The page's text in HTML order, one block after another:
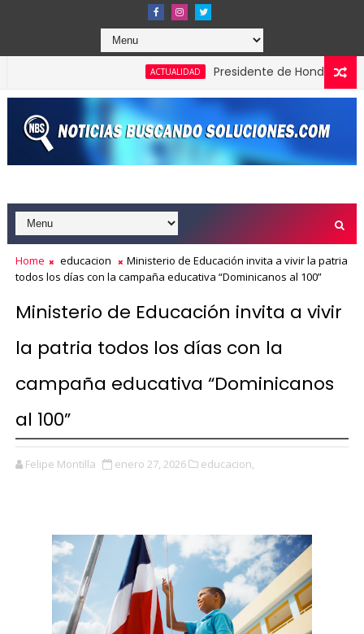
ACTUALIDAD
Presidente de Honduras
en los Effie Awards República Dominicana 2026
Home educacion
Ministerio de Educación invita a vivir la patria
todos los días con la campaña educativa “Dominicanos al 100”
Ministerio de Educación invita a vivir
la patria todos los días con la
campaña educativa “Dominicanos
al 100”
Felipe Montilla enero 27, 2026 educacion,